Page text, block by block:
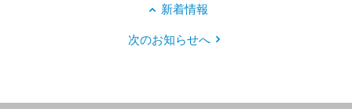
新着情報
次のお知らせへ